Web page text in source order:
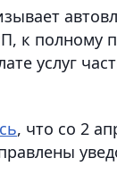
к полному
услуг
, что со 2